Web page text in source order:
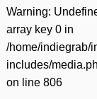
Warning:
array key 0 in
/home/indiegrab/
includes/
on line 806